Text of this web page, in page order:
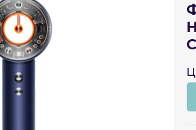
Разбейте